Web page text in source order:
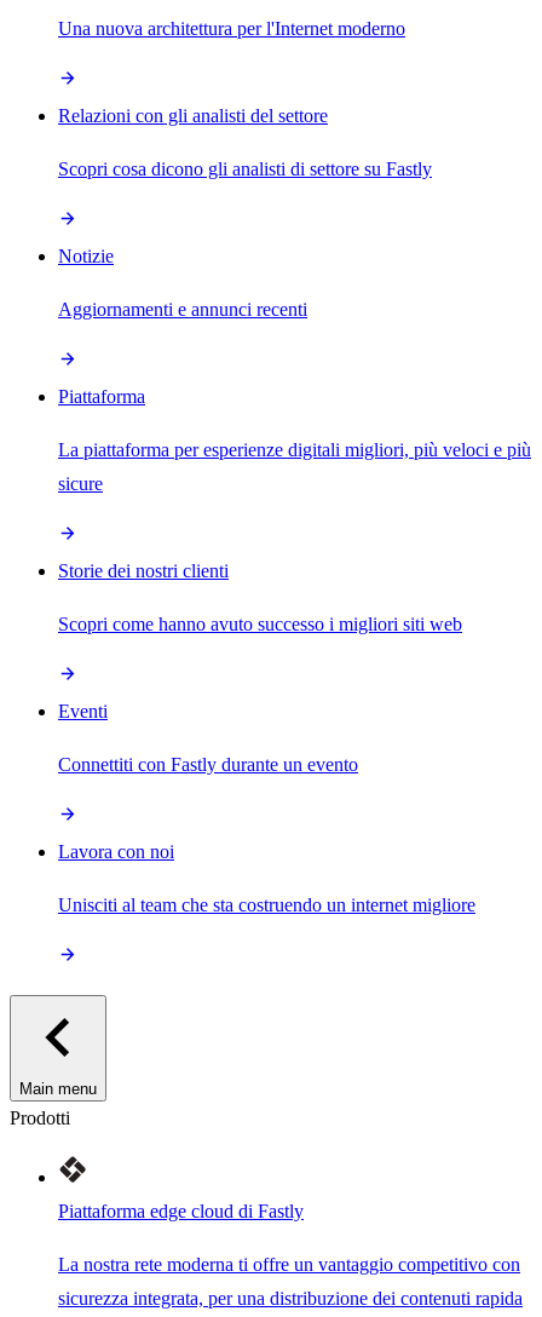
Una nuova architettura per l'Internet moderno
Relazioni con gli analisti del settore
Scopri cosa dicono gli analisti di settore su Fastly
Notizie
Aggiornamenti e annunci recenti
Piattaforma
La piattaforma per esperienze digitali migliori, più veloci e più
sicure
Storie dei nostri clienti
Scopri come hanno avuto successo i migliori siti web
Eventi
Connettiti con Fastly durante un evento
Lavora con noi
Unisciti al team che sta costruendo un internet migliore
Main menu
Prodotti
Piattaforma edge cloud di Fastly
La nostra rete moderna ti offre un vantaggio competitivo con
sicurezza integrata, per una distribuzione dei contenuti rapida